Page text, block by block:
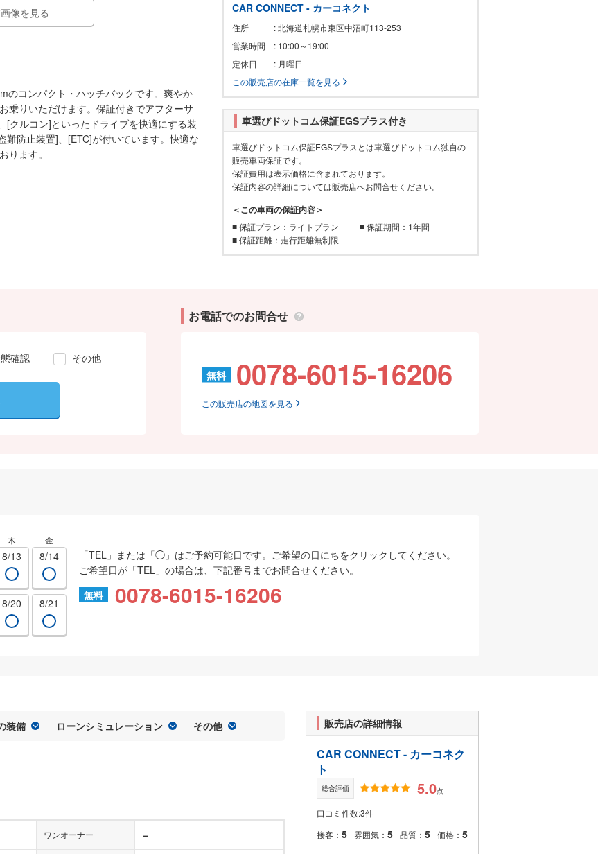
像を見る
のコンパクト・ハッチバックです。爽やか
乗りいただけます。保証付きでアフターサ
[クルコン]といったドライブを快適にする装
防止装置]、[ETC]が付いています。快適な
ります。
CAR CONNECT - カーコネクト
住所
: 北海道札幌市東区中沼町113-253
営業時間
: 10:00～19:00
定休日
: 月曜日
この販売店の在庫一覧を見る
車選びドットコム保証EGSプラス付き
車選びドットコム保証EGSプラスとは車選びドットコム独自の
販売車両保証です。
保証費用は表示価格に含まれております。
保証内容の詳細については販売店へお問合せください。
＜この車両の保証内容＞
■ 保証プラン：ライトプラン
■ 保証期間：1年間
■ 保証距離：走行距離無制限
確認 その他
お電話でのお問合せ
無料 0078-6015-16206
この販売店の地図を見る
木 金
8/13 8/14
8/20 8/21
「TEL」または「◯」はご予約可能日です。ご希望の日にちをクリックしてください。
ご希望日が「TEL」の場合は、下記番号までお問合せください。
無料
0078-6015-16206
装備 ローンシミュレーション その他
ワンオーナー −
販売店の詳細情報
CAR CONNECT - カーコネク
ト
総合評価 5.0点
口コミ件数:3件
接客： 5 雰囲気： 5 品質： 5 価格： 5